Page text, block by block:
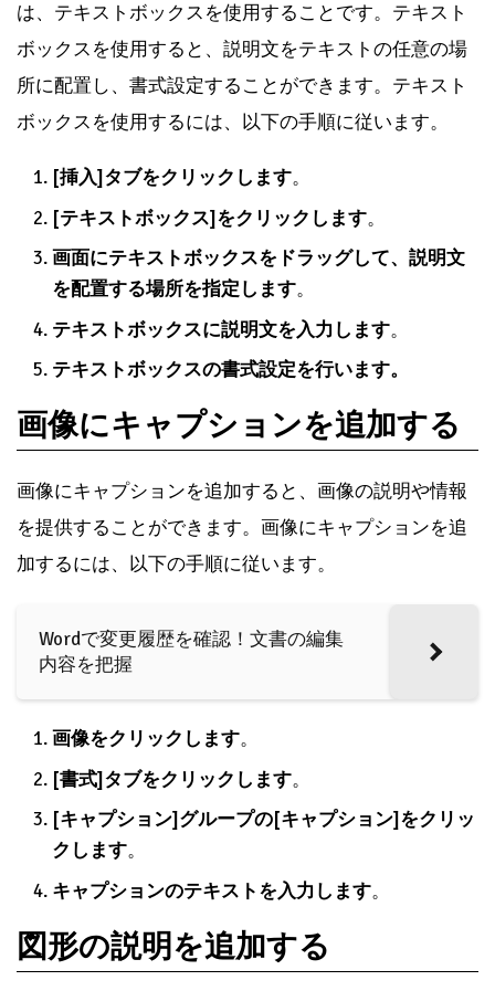
は、テキストボックスを使用することです。テキスト
ボックスを使用すると、説明文をテキストの任意の場
所に配置し、書式設定することができます。テキスト
ボックスを使用するには、以下の手順に従います。
[挿入]タブをクリックします。
[テキストボックス]をクリックします。
画面にテキストボックスをドラッグして、説明文
を配置する場所を指定します。
テキストボックスに説明文を入力します。
テキストボックスの書式設定を行います。
画像にキャプションを追加する
画像にキャプションを追加すると、画像の説明や情報
を提供することができます。画像にキャプションを追
加するには、以下の手順に従います。
Wordで変更履歴を確認！文書の編集
内容を把握
画像をクリックします。
[書式]タブをクリックします。
[キャプション]グループの[キャプション]をクリッ
クします。
キャプションのテキストを入力します。
図形の説明を追加する